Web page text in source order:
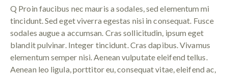
Q Proin faucibus nec mauris a sodales, sed elementum mi
tincidunt. Sed eget viverra egestas nisi in consequat. Fusce
sodales augue a accumsan. Cras sollicitudin, ipsum eget
blandit pulvinar. Integer tincidunt. Cras dapibus. Vivamus
elementum semper nisi. Aenean vulputate eleifend tellus.
Aenean leo ligula, porttitor eu, consequat vitae, eleifend ac,